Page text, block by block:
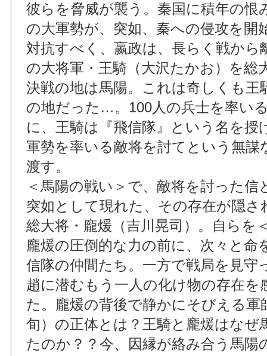
彼らを脅威が襲う。秦国に積年の恨
の大軍勢が、突如、秦への侵攻を開
対抗すべく、嬴政は、長らく戦から
の大将軍・王騎（大沢たかお）を総
決戦の地は馬陽。これは奇しくも王
の地だった…。100人の兵士を率い
に、王騎は『飛信隊』という名を授
軍勢を率いる敵将を討てという無謀
渡す。
＜馬陽の戦い＞で、敵将を討った信
突如として現れた、その存在が隠さ
総大将・龐煖（吉川晃司）。自らを
龐煖の圧倒的な力の前に、次々と命
信隊の仲間たち。一方で戦局を見守
趙に潜むもう一人の化け物の存在を
た。龐煖の背後で静かにそびえる軍
旬）の正体とは？王騎と龐煖はなぜ
たのか？？今、因縁が絡み合う馬陽